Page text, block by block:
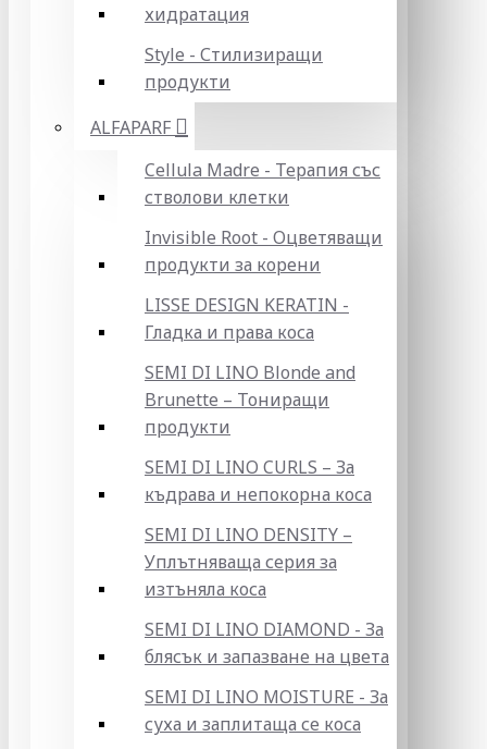
хидратация
Style - Стилизиращи
продукти
ALFAPARF
Cellula Madre - Терапия със
стволови клетки
Invisible Root - Оцветяващи
продукти за корени
LISSE DESIGN KERATIN -
Гладка и права коса
SEMI DI LINO Blonde and
Brunette – Тониращи
продукти
SEMI DI LINO CURLS – За
къдрава и непокорна коса
SEMI DI LINO DENSITY –
Уплътняваща серия за
изтъняла коса
SEMI DI LINO DIAMOND - За
блясък и запазване на цвета
SEMI DI LINO MOISTURE - За
суха и заплитаща се коса